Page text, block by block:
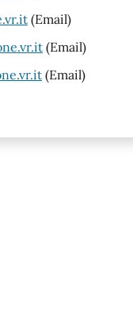
(Email)
(Email)
(Email)